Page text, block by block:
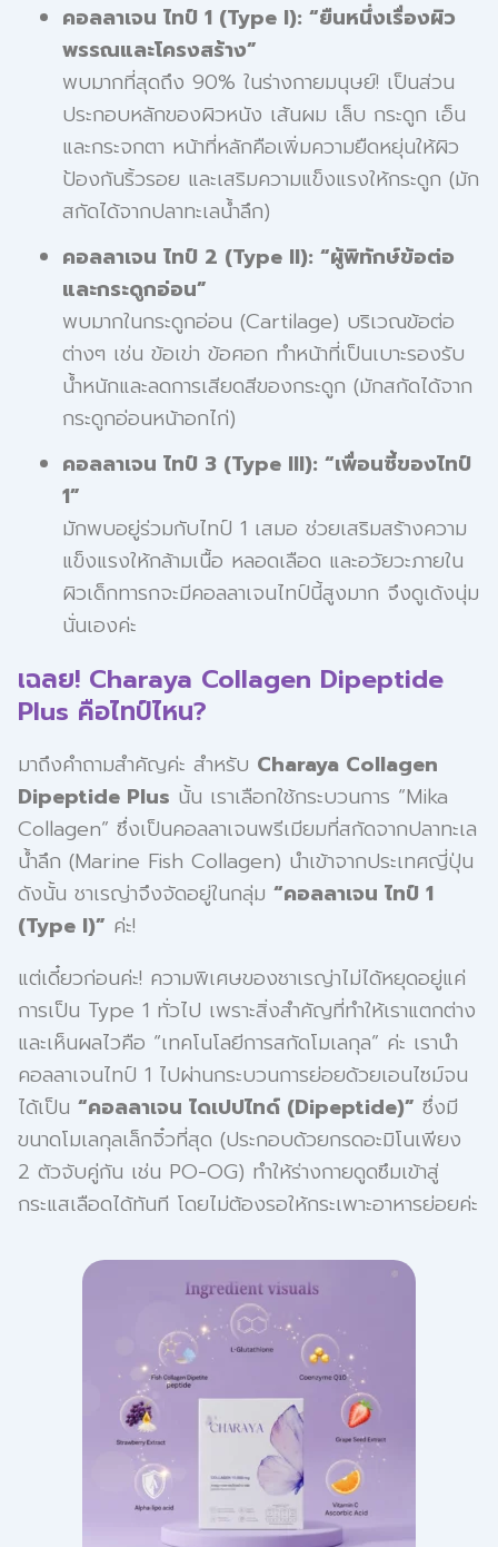
คอลลาเจน ไทป์ 1 (Type I): “ยืนหนึ่งเรื่องผิว
พรรณและโครงสร้าง”
พบมากที่สุดถึง 90% ในร่างกายมนุษย์! เป็นส่วน
ประกอบหลักของผิวหนัง เส้นผม เล็บ กระดูก เอ็น
และกระจกตา หน้าที่หลักคือเพิ่มความยืดหยุ่นให้ผิว
ป้องกันริ้วรอย และเสริมความแข็งแรงให้กระดูก (มัก
สกัดได้จากปลาทะเลน้ำลึก)
คอลลาเจน ไทป์ 2 (Type II): “ผู้พิทักษ์ข้อต่อ
และกระดูกอ่อน”
พบมากในกระดูกอ่อน (Cartilage) บริเวณข้อต่อ
ต่างๆ เช่น ข้อเข่า ข้อศอก ทำหน้าที่เป็นเบาะรองรับ
น้ำหนักและลดการเสียดสีของกระดูก (มักสกัดได้จาก
กระดูกอ่อนหน้าอกไก่)
คอลลาเจน ไทป์ 3 (Type III): “เพื่อนซี้ของไทป์
1”
มักพบอยู่ร่วมกับไทป์ 1 เสมอ ช่วยเสริมสร้างความ
แข็งแรงให้กล้ามเนื้อ หลอดเลือด และอวัยวะภายใน
ผิวเด็กทารกจะมีคอลลาเจนไทป์นี้สูงมาก จึงดูเด้งนุ่ม
นั่นเองค่ะ
เฉลย! Charaya Collagen Dipeptide
Plus คือไทป์ไหน?
มาถึงคำถามสำคัญค่ะ สำหรับ Charaya Collagen
Dipeptide Plus นั้น เราเลือกใช้กระบวนการ “Mika
Collagen” ซึ่งเป็นคอลลาเจนพรีเมียมที่สกัดจากปลาทะเล
น้ำลึก (Marine Fish Collagen) นำเข้าจากประเทศญี่ปุ่น
ดังนั้น ชาเรญ่าจึงจัดอยู่ในกลุ่ม “คอลลาเจน ไทป์ 1
(Type I)” ค่ะ!
แต่เดี๋ยวก่อนค่ะ! ความพิเศษของชาเรญ่าไม่ได้หยุดอยู่แค่
การเป็น Type 1 ทั่วไป เพราะสิ่งสำคัญที่ทำให้เราแตกต่าง
และเห็นผลไวคือ “เทคโนโลยีการสกัดโมเลกุล” ค่ะ เรานำ
คอลลาเจนไทป์ 1 ไปผ่านกระบวนการย่อยด้วยเอนไซม์จน
ได้เป็น “คอลลาเจน ไดเปปไทด์ (Dipeptide)” ซึ่งมี
ขนาดโมเลกุลเล็กจิ๋วที่สุด (ประกอบด้วยกรดอะมิโนเพียง
2 ตัวจับคู่กัน เช่น PO-OG) ทำให้ร่างกายดูดซึมเข้าสู่
กระแสเลือดได้ทันที โดยไม่ต้องรอให้กระเพาะอาหารย่อยค่ะ